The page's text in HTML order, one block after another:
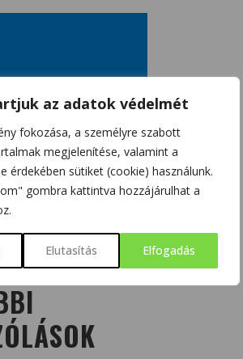
az adatok védelmét
fokozása, a személyre szabott
megjelenítése, valamint a
érdekében sütiket (cookie) használunk.
gombra kattintva hozzájárulhat a
Elutasítás Elfogadás